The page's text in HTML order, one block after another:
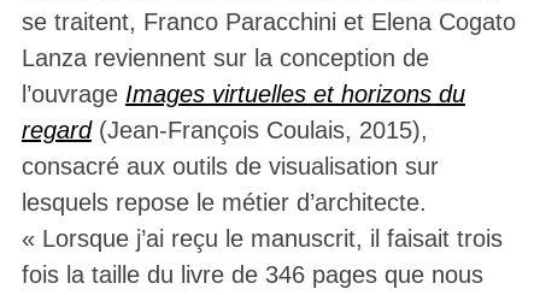
se traitent, Franco Paracchini et Elena Cogato
Lanza reviennent sur la conception de
l’ouvrage Images virtuelles et horizons du
regard(Jean-François Coulais, 2015),
consacré aux outils de visualisation sur
lesquels repose le métier d’architecte.
« Lorsque j’ai reçu le manuscrit, il faisait trois
fois la taille du livre de 346 pages que nous